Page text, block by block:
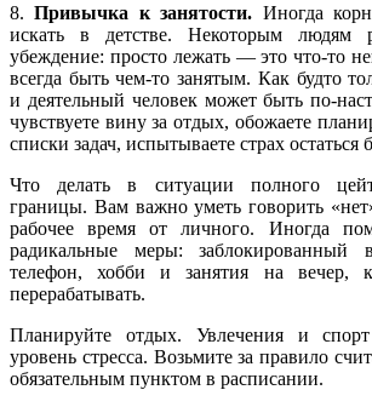
8. Привычка к занятости. Иногда
искать в детстве. Некоторым людям
убеждение: просто лежать — это что-то
всегда быть чем-то занятым. Как будто
и деятельный человек может быть по-
чувствуете вину за отдых, обожаете
списки задач, испытываете страх остаться
Что делать в ситуации полного
границы. Вам важно уметь говорить
рабочее время от личного. Иногда
радикальные меры: заблокированный
телефон, хобби и занятия на вечер,
перерабатывать.
Планируйте отдых. Увлечения и
уровень стресса. Возьмите за правило
обязательным пунктом в расписании.